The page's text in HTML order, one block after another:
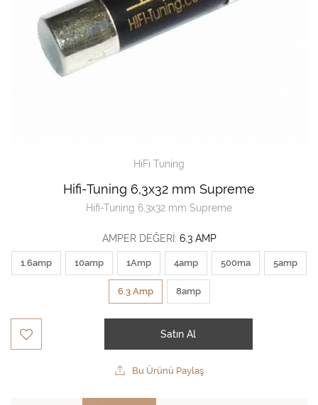
HiFi Tuning
Hifi-Tuning 6,3x32 mm Supreme
Hifi-Tuning 6,3x32 mm Supreme
AMPER DEĞERI: 6.3 AMP
1.6amp 10amp 1Amp 4amp 500ma 5amp
6.3 Amp 8amp
Satın Al
Bu Ürünü Paylaş